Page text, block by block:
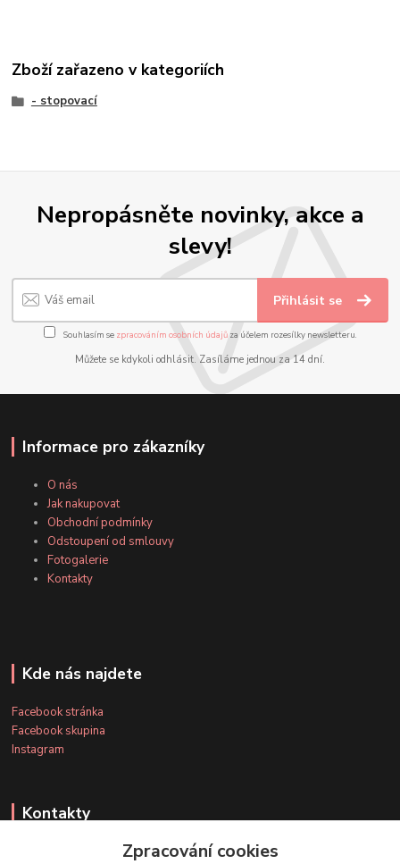
Zboží zařazeno v kategoriích
- stopovací
Nepropásněte novinky, akce a
slevy!
Přihlásit se
Souhlasím se zpracováním osobních údajůza účelem rozesílky newsletteru.
Můžete se kdykoli odhlásit. Zasíláme jednou za 14 dní.
Informace pro zákazníky
O nás
Jak nakupovat
Obchodní podmínky
Odstoupení od smlouvy
Fotogalerie
Kontakty
Kde nás najdete
Facebook stránka
Facebook skupina
Instagram
Kontakty
Zpracování cookies